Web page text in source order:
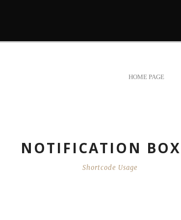
HOME PAGE
NOTIFICATION
Shortcode Usage